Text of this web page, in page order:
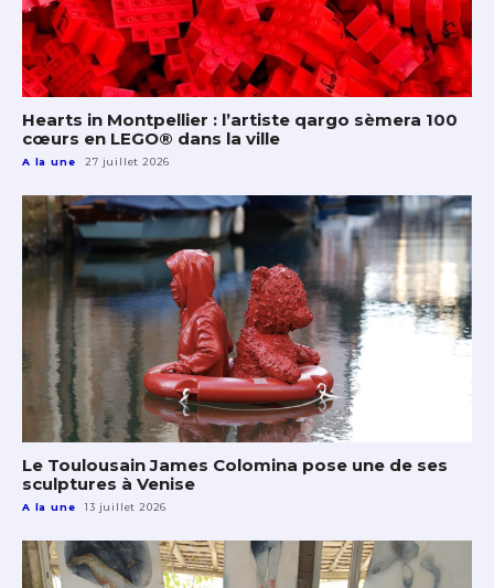
Hearts in Montpellier : l’artiste qargo sèmera 100
cœurs en LEGO® dans la ville
A la une 27 juillet 2026
Le Toulousain James Colomina pose une de ses
sculptures à Venise
A la une 13 juillet 2026